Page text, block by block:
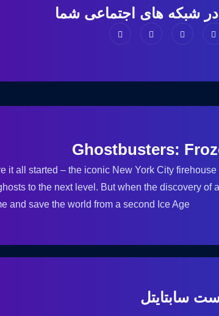
شبکه های اجتماعی شما
Ghostbusters:
it all started – the iconic New York City
to the next level. But when the discovery
and save the world from a second Ice Age.
سابتایتل